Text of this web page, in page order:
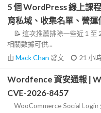
5 個 WordPress 線上課
育私域、收集名單、營
📝 這次推薦排除一些近 1 至
相關數據可供...
由 Mack Chan 發文 21 小
Wordfence 資安通報 |
CVE-2026-8457
WooCommerce Social Login